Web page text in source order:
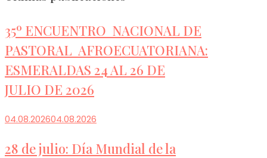
35º ENCUENTRO NACIONAL DE
PASTORAL AFROECUATORIANA:
ESMERALDAS 24 AL 26 DE
JULIO DE 2026
04.08.202604.08.2026
28 de julio: Día Mundial de la